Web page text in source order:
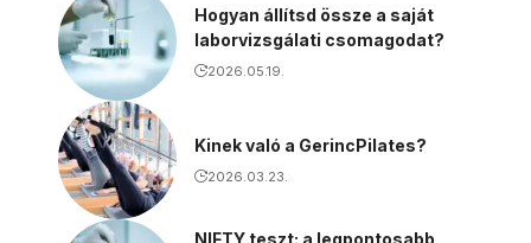
Hogyan állítsd össze a saját
laborvizsgálati csomagodat?
2026.05.19.
Kinek való a GerincPilates?
2026.03.23.